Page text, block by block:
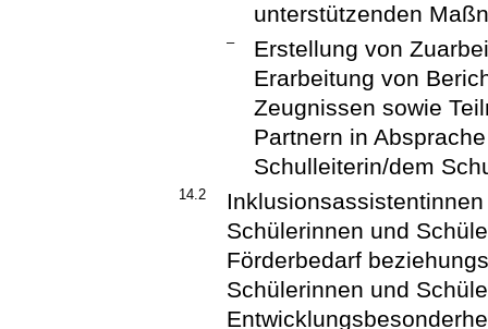
unterstützenden
–
Erstellung von
Erarbeitung von
Zeugnissen sowie
Partnern in
Schulleiterin/dem
14.2
Schülerinnen und
Förderbedarf
Schülerinnen und